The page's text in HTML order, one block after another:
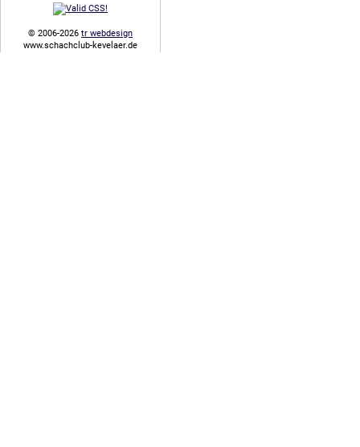
© 2006-2026 tr webdesign
www.schachclub-kevelaer.de